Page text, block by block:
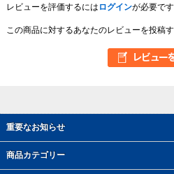
重要なお知らせ
商品カテゴリー
レビューを評価するには ログインが必要です
この商品に対するあなたのレビューを投稿す